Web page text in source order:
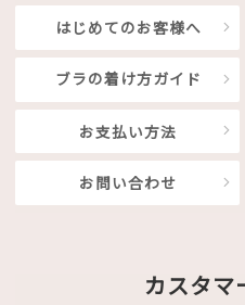
はじめてのお客様へ
ブラの着け方ガイド
お支払い方法
お問い合わせ
カスタマ